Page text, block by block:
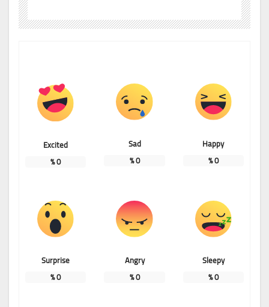
Happy
0
%
Sad
0
%
Excited
0
%
Sleepy
0
%
Angry
0
%
Surprise
0
%